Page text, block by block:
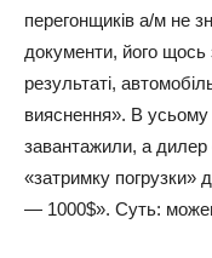
перегонщиків а/м не
документи, його щось
результаті,
вияснення». В
завантажили, а
«затримку погрузки»
— 1000$». Суть: